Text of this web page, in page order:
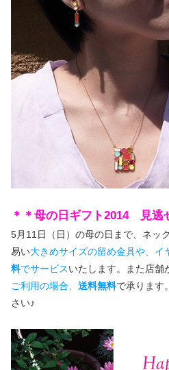
＊＊母の日ギフト2014 見逃
5月11日（日）の母の日まで、ネッ
易い大きめサイズの留め金具や、イ
料でサービスいたします。また店舗
ご利用の場合、 送料無料で承ります
さい♪